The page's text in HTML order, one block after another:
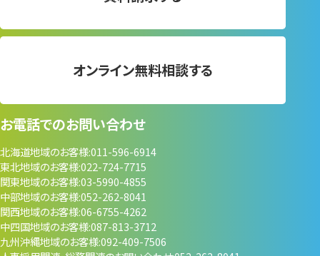
オンライン無料相談する
お電話でのお問い合わせ
北海道地域のお客様011-596-6914
東北地域のお客様022-724-7715
関東地域のお客様03-5990-4855
中部地域のお客様052-262-8041
関西地域のお客様06-6755-4262
中四国地域のお客様087-813-3712
九州沖縄地域のお客様092-409-7506